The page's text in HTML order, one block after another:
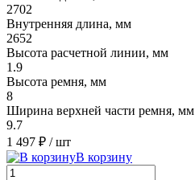
2702
Внутренняя длина, мм
2652
Высота расчетной линии, мм
1.9
Высота ремня, мм
8
Ширина верхней части ремня, мм
9.7
1 497 ₽ / шт
В корзину